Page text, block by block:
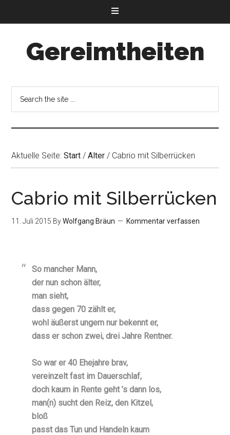
Gereimtheiten
Aktuelle Seite:Start / Alter / Cabrio mit Silberrücken
Cabrio mit Silberrücken
11. Juli 2015 ByWolfgang Bräun Kommentar verfassen
So mancher Mann,
der nun schon älter,
man sieht,
dass gegen 70 zählt er,
wohl äußerst ungern nur bekennt er,
dass er schon zwei, drei Jahre Rentner.
So war er 40 Ehejahre brav,
vereinzelt fast im Dauerschlaf,
doch kaum in Rente geht ’s dann los,
man(n) sucht den Reiz, den Kitzel,
bloß
passt das Tun und Handeln kaum